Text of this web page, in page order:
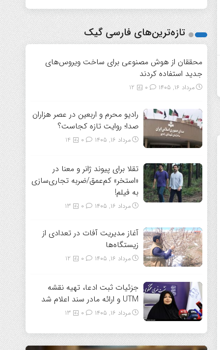
تازه‌ترین‌های فارسی گیک
محققان از هوش مصنوعی برای ساخت ویروس‌های
جدید استفاده کردند
مرداد ۱۶, ۱۴۰۵ 12
رادیو محرم و اربعین در عصر هزاران
صدا؛ روایت تازه کجاست؟
مرداد ۱۶, ۱۴۰۵ 14
تقلا برای پیوند ژانر و معنا در
«استخر» کم‌عمق/ضربه تجاری‌سازی
به فیلم!
مرداد ۱۶, ۱۴۰۵ 13
آغاز مدیریت آفات در تعدادی از
زیستگاه‌ها
مرداد ۱۶, ۱۴۰۵ 12
جزئیات ثبت ادعا، تهیه نقشه
UTM و ارائه مادر سند اعلام شد
مرداد ۱۶, ۱۴۰۵ 13